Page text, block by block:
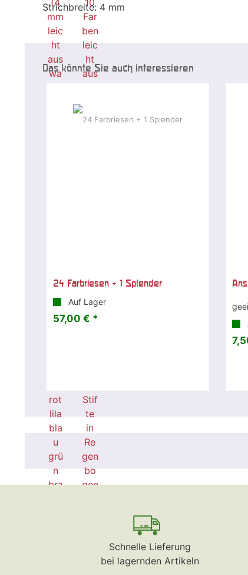
Strichbreite: 4 mm
Das könnte Sie auch interessieren
24 Farbriesen + 1 Splender
Auf Lager
57,00 € *
Schnelle Lieferung
bei lagernden Artikeln